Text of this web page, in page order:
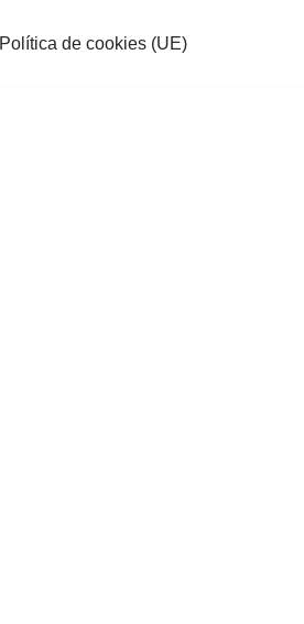
Política de cookies (UE)